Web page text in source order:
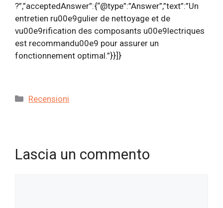
?”,”acceptedAnswer”:{“@type”:”Answer”,”text”:”Un
entretien ru00e9gulier de nettoyage et de
vu00e9rification des composants u00e9lectriques
est recommandu00e9 pour assurer un
fonctionnement optimal.”}}]}
Categorie
Recensioni
Lascia un commento